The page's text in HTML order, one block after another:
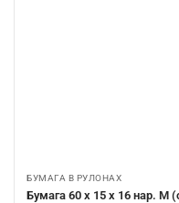
БУМАГА В РУЛОНАХ
Бумага 60 х 15 х 16 нар. М